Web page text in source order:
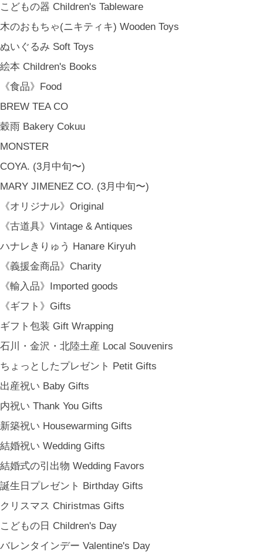
こどもの器 Children's Tableware
木のおもちゃ(ニキティキ) Wooden Toys
ぬいぐるみ Soft Toys
絵本 Children's Books
《食品》Food
BREW TEA CO
穀雨 Bakery Cokuu
MONSTER
COYA. (3月中旬〜)
MARY JIMENEZ CO. (3月中旬〜)
《オリジナル》Original
《古道具》Vintage & Antiques
ハナレきりゅう Hanare Kiryuh
《義援金商品》Charity
《輸入品》Imported goods
《ギフト》Gifts
ギフト包装 Gift Wrapping
石川・金沢・北陸土産 Local Souvenirs
ちょっとしたプレゼント Petit Gifts
出産祝い Baby Gifts
内祝い Thank You Gifts
新築祝い Housewarming Gifts
結婚祝い Wedding Gifts
結婚式の引出物 Wedding Favors
誕生日プレゼント Birthday Gifts
クリスマス Chiristmas Gifts
こどもの日 Children's Day
バレンタインデー Valentine's Day